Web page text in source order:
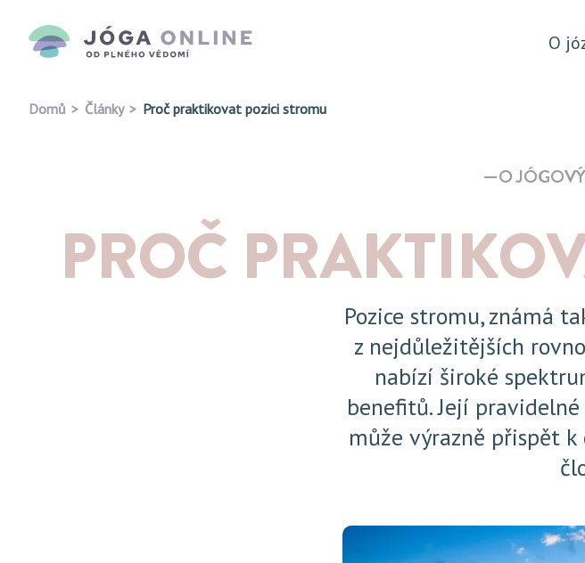
O
Domů Články Proč praktikovat pozici stromu
O
PROČ
Pozice stromu, známá
z nejdůležitějších
nabízí široké
benefitů. Její
může výrazně přispět